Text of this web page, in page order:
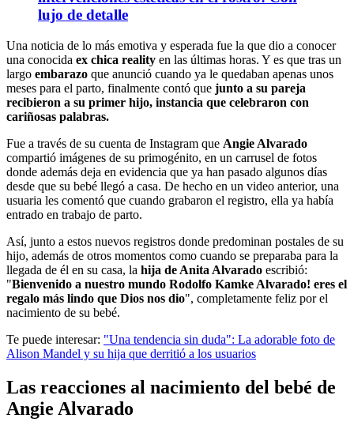
lujo de detalle
Una noticia de lo más emotiva y esperada fue la que dio a conocer
una conocida ex chica reality en las últimas horas. Y es que tras un
largo embarazo que anunció cuando ya le quedaban apenas unos
meses para el parto, finalmente contó que junto a su pareja
recibieron a su primer hijo, instancia que celebraron con
cariñosas palabras.
Fue a través de su cuenta de Instagram que Angie Alvarado
compartió imágenes de su primogénito, en un carrusel de fotos
donde además deja en evidencia que ya han pasado algunos días
desde que su bebé llegó a casa. De hecho en un video anterior, una
usuaria les comentó que cuando grabaron el registro, ella ya había
entrado en trabajo de parto.
Así, junto a estos nuevos registros donde predominan postales de su
hijo, además de otros momentos como cuando se preparaba para la
llegada de él en su casa, la hija de Anita Alvarado escribió:
"Bienvenido a nuestro mundo Rodolfo Kamke Alvarado! eres el
regalo más lindo que Dios nos dio", completamente feliz por el
nacimiento de su bebé.
Te puede interesar: "Una tendencia sin duda": La adorable foto de
Alison Mandel y su hija que derritió a los usuarios
Las reacciones al nacimiento del bebé de
Angie Alvarado